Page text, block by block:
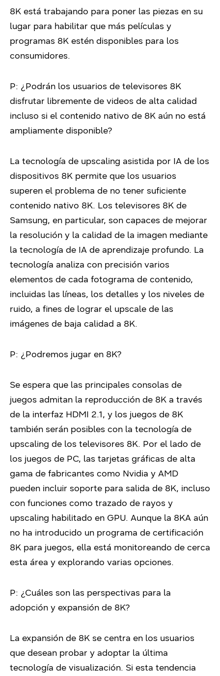
8K está trabajando para poner las piezas en su
lugar para habilitar que más películas y
programas 8K estén disponibles para los
consumidores.
P: ¿Podrán los usuarios de televisores 8K
disfrutar libremente de videos de alta calidad
incluso si el contenido nativo de 8K aún no está
ampliamente disponible?
La tecnología de upscaling asistida por IA de los
dispositivos 8K permite que los usuarios
superen el problema de no tener suficiente
contenido nativo 8K. Los televisores 8K de
Samsung, en particular, son capaces de mejorar
la resolución y la calidad de la imagen mediante
la tecnología de IA de aprendizaje profundo. La
tecnología analiza con precisión varios
elementos de cada fotograma de contenido,
incluidas las líneas, los detalles y los niveles de
ruido, a fines de lograr el upscale de las
imágenes de baja calidad a 8K.
P: ¿Podremos jugar en 8K?
Se espera que las principales consolas de
juegos admitan la reproducción de 8K a través
de la interfaz HDMI 2.1, y los juegos de 8K
también serán posibles con la tecnología de
upscaling de los televisores 8K. Por el lado de
los juegos de PC, las tarjetas gráficas de alta
gama de fabricantes como Nvidia y AMD
pueden incluir soporte para salida de 8K, incluso
con funciones como trazado de rayos y
upscaling habilitado en GPU. Aunque la 8KA aún
no ha introducido un programa de certificación
8K para juegos, ella está monitoreando de cerca
esta área y explorando varias opciones.
P: ¿Cuáles son las perspectivas para la
adopción y expansión de 8K?
La expansión de 8K se centra en los usuarios
que desean probar y adoptar la última
tecnología de visualización. Si esta tendencia